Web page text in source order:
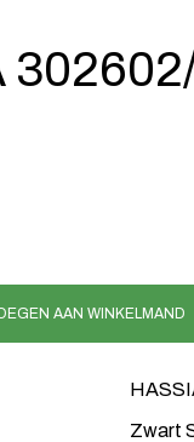
AAN WINKELMAND
Zwart